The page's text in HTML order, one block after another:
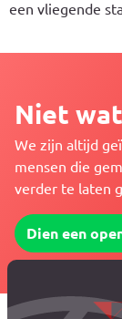
een vliegende
Niet
We zijn altijd
mensen die
verder te laten
Dien een